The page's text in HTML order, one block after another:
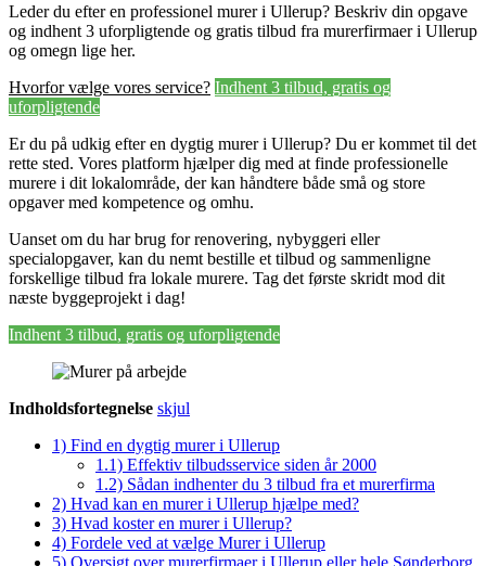
Leder du efter en professionel murer i Ullerup? Beskriv din opgave
og indhent 3 uforpligtende og gratis tilbud fra murerfirmaer i Ullerup
og omegn lige her.
Hvorfor vælge vores service? Indhent 3 tilbud, gratis og
uforpligtende
Er du på udkig efter en dygtig murer i Ullerup? Du er kommet til det
rette sted. Vores platform hjælper dig med at finde professionelle
murere i dit lokalområde, der kan håndtere både små og store
opgaver med kompetence og omhu.
Uanset om du har brug for renovering, nybyggeri eller
specialopgaver, kan du nemt bestille et tilbud og sammenligne
forskellige tilbud fra lokale murere. Tag det første skridt mod dit
næste byggeprojekt i dag!
Indhent 3 tilbud, gratis og uforpligtende
Indholdsfortegnelse skjul
1) Find en dygtig murer i Ullerup
1.1) Effektiv tilbudsservice siden år 2000
1.2) Sådan indhenter du 3 tilbud fra et murerfirma
2) Hvad kan en murer i Ullerup hjælpe med?
3) Hvad koster en murer i Ullerup?
4) Fordele ved at vælge Murer i Ullerup
5) Oversigt over murerfirmaer i Ullerup eller hele Sønderborg